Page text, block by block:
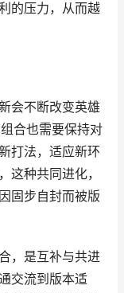
的压力，从而越
会不断改变英雄
合也需要保持对
打法，适应新环
这种共同进化，
固步自封而被版
，是互补与共进
交流到版本适